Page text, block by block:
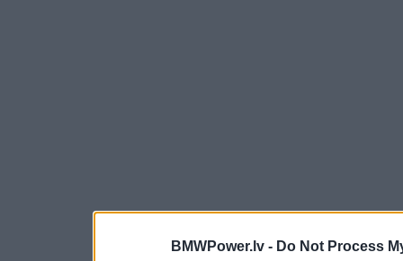
BMWPower.lv - Do Not Process